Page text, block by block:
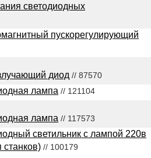
светодиодных
пускорегулирующий
диод // 87570
лампа // 121104
лампа // 117573
светильник с лампой 220в
// 100179